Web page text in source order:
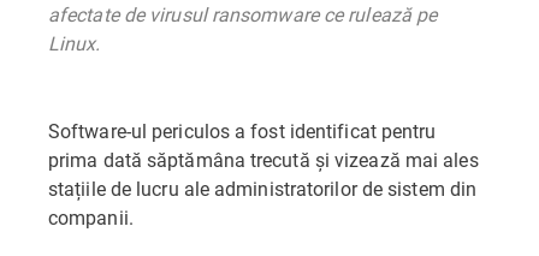
afectate de virusul ransomware ce rulează pe
Linux.
Software-ul periculos a fost identificat pentru
prima dată săptămâna trecută și vizează mai ales
stațiile de lucru ale administratorilor de sistem din
companii.